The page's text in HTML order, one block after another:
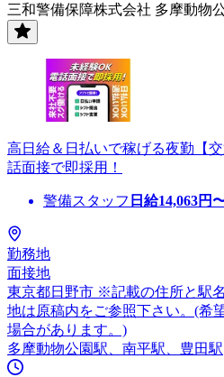
三和警備保障株式会社 多摩動物
高日給＆日払いで稼げる夜勤【
話面接で即採用！
警備スタッフ 日給14,063円
勤務地
面接地
東京都日野市 ※記載の住所と駅
地は原稿内をご参照下さい。(希
場合があります。)
多摩動物公園駅、南平駅、豊田駅